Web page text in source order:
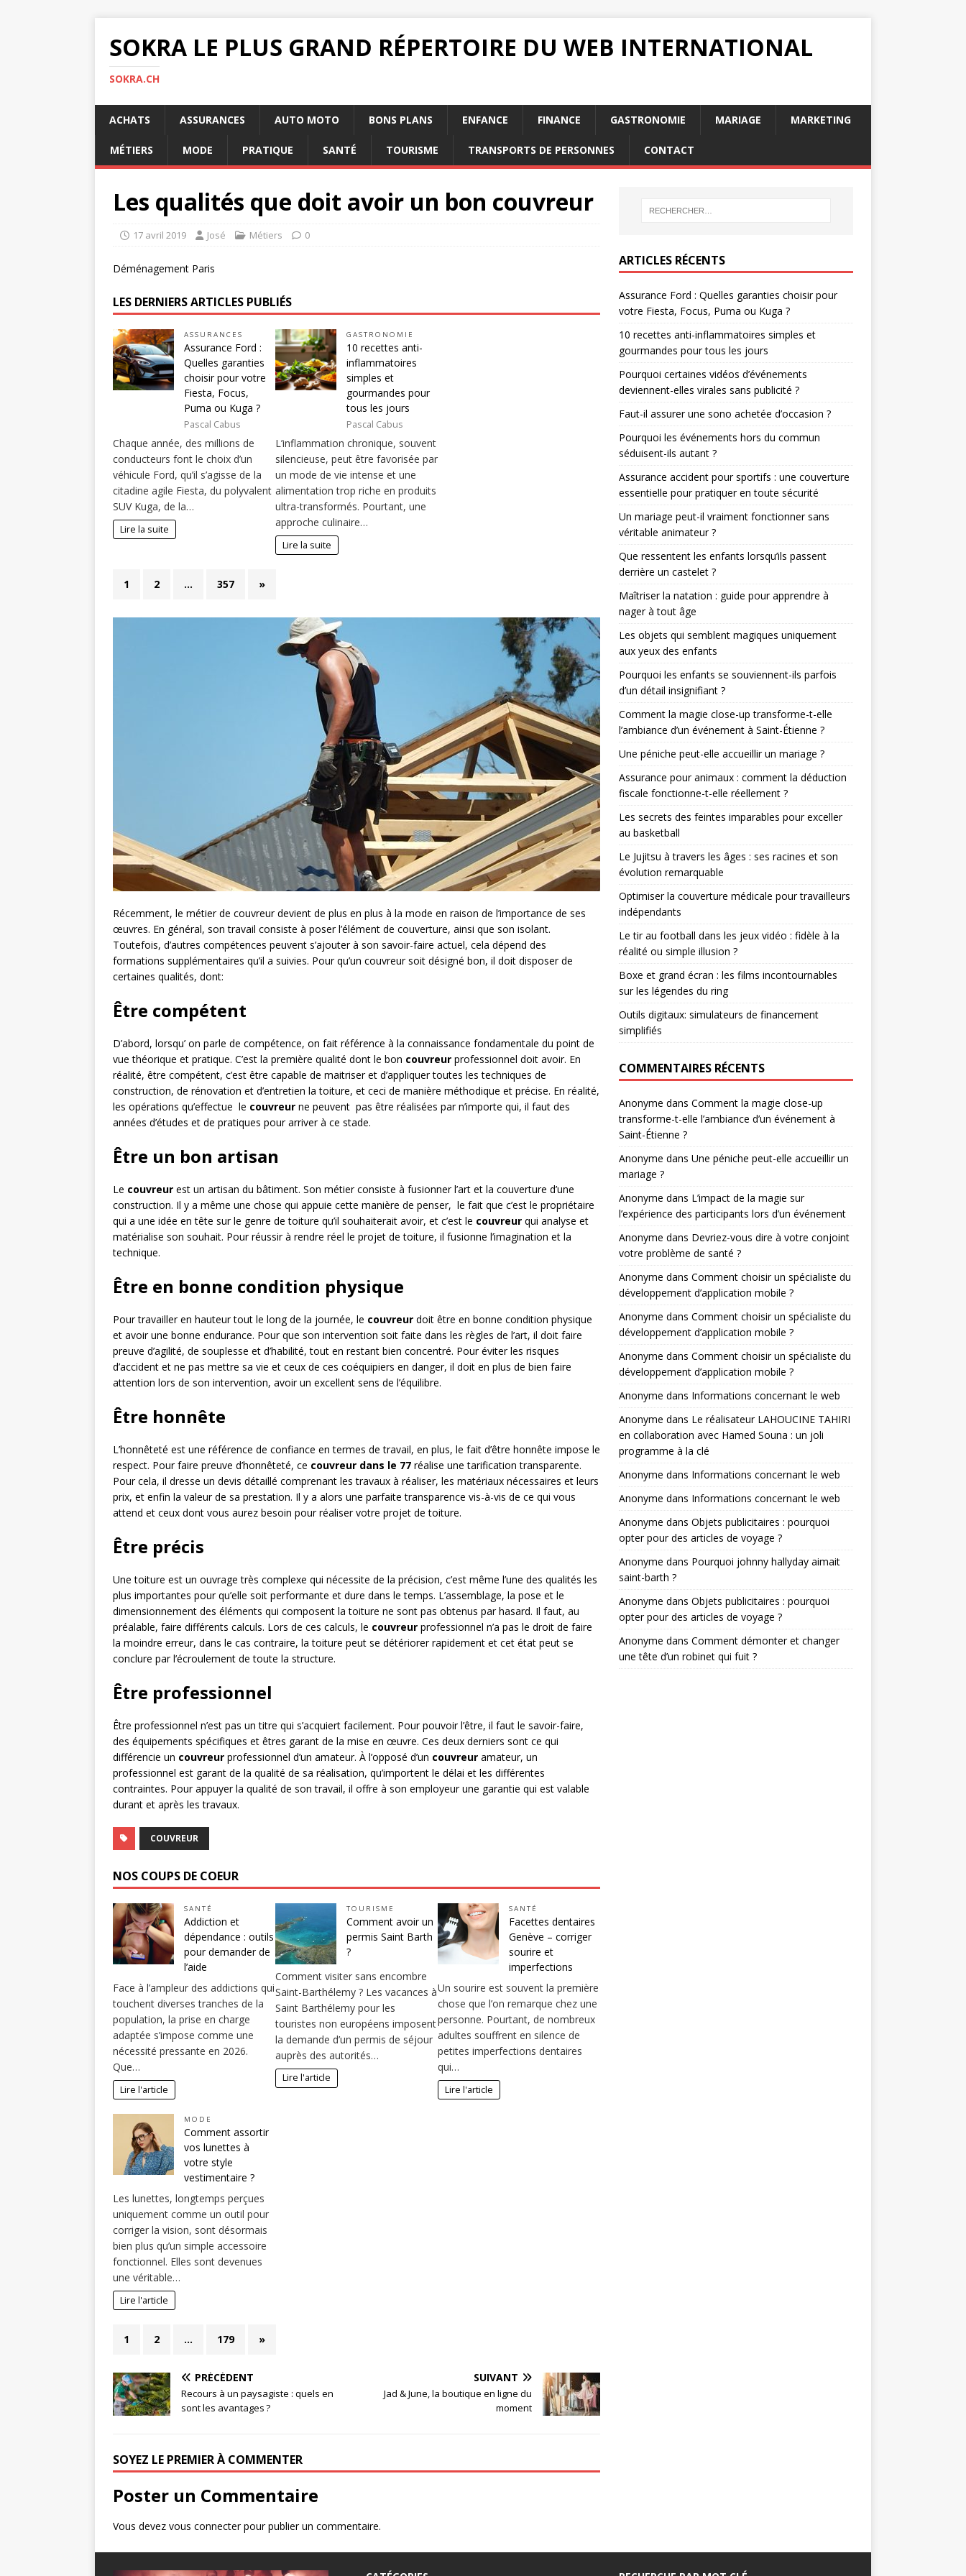
SOKRA LE PLUS GRAND RÉPERTOIRE DU WEB INTERNATIONAL
SOKRA.CH
ACHATS ASSURANCES AUTO MOTO BONS PLANS ENFANCE FINANCE GASTRONOMIE MARIAGE MARKETING
MÉTIERS MODE PRATIQUE SANTÉ TOURISME TRANSPORTS DE PERSONNES CONTACT
Les qualités que doit avoir un bon couvreur
17 avril 2019 José Métiers 0
Déménagement Paris
LES DERNIERS ARTICLES PUBLIÉS
ASSURANCES
Assurance Ford :
Quelles garanties
choisir pour votre
Fiesta, Focus,
Puma ou Kuga ?
Pascal Cabus
Chaque année, des millions de
conducteurs font le choix d’un
véhicule Ford, qu’il s’agisse de la
citadine agile Fiesta, du polyvalent
SUV Kuga, de la…
Lire la suite
GASTRONOMIE
10 recettes anti-
inflammatoires
simples et
gourmandes pour
tous les jours
Pascal Cabus
L’inflammation chronique, souvent
silencieuse, peut être favorisée par
un mode de vie intense et une
alimentation trop riche en produits
ultra-transformés. Pourtant, une
approche culinaire…
Lire la suite
1 2 … 357 »
Récemment, le métier de couvreur devient de plus en plus à la mode en raison de l’importance de ses
œuvres. En général, son travail consiste à poser l’élément de couverture, ainsi que son isolant.
Toutefois, d’autres compétences peuvent s’ajouter à son savoir-faire actuel, cela dépend des
formations supplémentaires qu’il a suivies. Pour qu’un couvreur soit désigné bon, il doit disposer de
certaines qualités, dont:
Être compétent
D’abord, lorsqu’ on parle de compétence, on fait référence à la connaissance fondamentale du point de
vue théorique et pratique. C’est la première qualité dont le bon couvreur professionnel doit avoir. En
réalité, être compétent, c’est être capable de maitriser et d’appliquer toutes les techniques de
construction, de rénovation et d’entretien la toiture, et ceci de manière méthodique et précise. En réalité,
les opérations qu’effectue le couvreur ne peuvent pas être réalisées par n’importe qui, il faut des
années d’études et de pratiques pour arriver à ce stade.
Être un bon artisan
Le couvreur est un artisan du bâtiment. Son métier consiste à fusionner l’art et la couverture d’une
construction. Il y a même une chose qui appuie cette manière de penser, le fait que c’est le propriétaire
qui a une idée en tête sur le genre de toiture qu’il souhaiterait avoir, et c’est le couvreur qui analyse et
matérialise son souhait. Pour réussir à rendre réel le projet de toiture, il fusionne l’imagination et la
technique.
Être en bonne condition physique
Pour travailler en hauteur tout le long de la journée, le couvreur doit être en bonne condition physique
et avoir une bonne endurance. Pour que son intervention soit faite dans les règles de l’art, il doit faire
preuve d’agilité, de souplesse et d’habilité, tout en restant bien concentré. Pour éviter les risques
d’accident et ne pas mettre sa vie et ceux de ces coéquipiers en danger, il doit en plus de bien faire
attention lors de son intervention, avoir un excellent sens de l’équilibre.
Être honnête
L’honnêteté est une référence de confiance en termes de travail, en plus, le fait d’être honnête impose le
respect. Pour faire preuve d’honnêteté, ce couvreur dans le 77 réalise une tarification transparente.
Pour cela, il dresse un devis détaillé comprenant les travaux à réaliser, les matériaux nécessaires et leurs
prix, et enfin la valeur de sa prestation. Il y a alors une parfaite transparence vis-à-vis de ce qui vous
attend et ceux dont vous aurez besoin pour réaliser votre projet de toiture.
Être précis
Une toiture est un ouvrage très complexe qui nécessite de la précision, c’est même l’une des qualités les
plus importantes pour qu’elle soit performante et dure dans le temps. L’assemblage, la pose et le
dimensionnement des éléments qui composent la toiture ne sont pas obtenus par hasard. Il faut, au
préalable, faire différents calculs. Lors de ces calculs, le couvreur professionnel n’a pas le droit de faire
la moindre erreur, dans le cas contraire, la toiture peut se détériorer rapidement et cet état peut se
conclure par l’écroulement de toute la structure.
Être professionnel
Être professionnel n’est pas un titre qui s’acquiert facilement. Pour pouvoir l’être, il faut le savoir-faire,
des équipements spécifiques et êtres garant de la mise en œuvre. Ces deux derniers sont ce qui
différencie un couvreur professionnel d’un amateur. À l’opposé d’un couvreur amateur, un
professionnel est garant de la qualité de sa réalisation, qu’importent le délai et les différentes
contraintes. Pour appuyer la qualité de son travail, il offre à son employeur une garantie qui est valable
durant et après les travaux.
COUVREUR
NOS COUPS DE COEUR
SANTÉ
Addiction et
dépendance : outils
pour demander de
l’aide
Face à l’ampleur des addictions qui
touchent diverses tranches de la
population, la prise en charge
adaptée s’impose comme une
nécessité pressante en 2026.
Que…
Lire l'article
TOURISME
Comment avoir un
permis Saint Barth
?
Comment visiter sans encombre
Saint-Barthélemy ? Les vacances à
Saint Barthélemy pour les
touristes non européens imposent
la demande d’un permis de séjour
auprès des autorités…
Lire l'article
SANTÉ
Facettes dentaires
Genève – corriger
sourire et
imperfections
Un sourire est souvent la première
chose que l’on remarque chez une
personne. Pourtant, de nombreux
adultes souffrent en silence de
petites imperfections dentaires
qui…
Lire l'article
MODE
Comment assortir
vos lunettes à
votre style
vestimentaire ?
Les lunettes, longtemps perçues
uniquement comme un outil pour
corriger la vision, sont désormais
bien plus qu’un simple accessoire
fonctionnel. Elles sont devenues
une véritable…
Lire l'article
1 2 … 179 »
PRÉCÉDENT
Recours à un paysagiste : quels en
sont les avantages ?
SUIVANT
Jad & June, la boutique en ligne du
moment
SOYEZ LE PREMIER À COMMENTER
Poster un Commentaire
Vous devez vous connecterpour publier un commentaire.
ARTICLES RÉCENTS
Assurance Ford : Quelles garanties choisir pour
votre Fiesta, Focus, Puma ou Kuga ?
10 recettes anti-inflammatoires simples et
gourmandes pour tous les jours
Pourquoi certaines vidéos d’événements
deviennent-elles virales sans publicité ?
Faut-il assurer une sono achetée d’occasion ?
Pourquoi les événements hors du commun
séduisent-ils autant ?
Assurance accident pour sportifs : une couverture
essentielle pour pratiquer en toute sécurité
Un mariage peut-il vraiment fonctionner sans
véritable animateur ?
Que ressentent les enfants lorsqu’ils passent
derrière un castelet ?
Maîtriser la natation : guide pour apprendre à
nager à tout âge
Les objets qui semblent magiques uniquement
aux yeux des enfants
Pourquoi les enfants se souviennent-ils parfois
d’un détail insignifiant ?
Comment la magie close-up transforme-t-elle
l’ambiance d’un événement à Saint-Étienne ?
Une péniche peut-elle accueillir un mariage ?
Assurance pour animaux : comment la déduction
fiscale fonctionne-t-elle réellement ?
Les secrets des feintes imparables pour exceller
au basketball
Le Jujitsu à travers les âges : ses racines et son
évolution remarquable
Optimiser la couverture médicale pour travailleurs
indépendants
Le tir au football dans les jeux vidéo : fidèle à la
réalité ou simple illusion ?
Boxe et grand écran : les films incontournables
sur les légendes du ring
Outils digitaux: simulateurs de financement
simplifiés
COMMENTAIRES RÉCENTS
Anonyme dans Comment la magie close-up
transforme-t-elle l’ambiance d’un événement à
Saint-Étienne ?
Anonyme dans Une péniche peut-elle accueillir un
mariage ?
Anonyme dans L’impact de la magie sur
l’expérience des participants lors d’un événement
Anonyme dans Devriez-vous dire à votre conjoint
votre problème de santé ?
Anonyme dans Comment choisir un spécialiste du
développement d’application mobile ?
Anonyme dans Comment choisir un spécialiste du
développement d’application mobile ?
Anonyme dans Comment choisir un spécialiste du
développement d’application mobile ?
Anonyme dans Informations concernant le web
Anonyme dans Le réalisateur LAHOUCINE TAHIRI
en collaboration avec Hamed Souna : un joli
programme à la clé
Anonyme dans Informations concernant le web
Anonyme dans Informations concernant le web
Anonyme dans Objets publicitaires : pourquoi
opter pour des articles de voyage ?
Anonyme dans Pourquoi johnny hallyday aimait
saint-barth ?
Anonyme dans Objets publicitaires : pourquoi
opter pour des articles de voyage ?
Anonyme dans Comment démonter et changer
une tête d’un robinet qui fuit ?